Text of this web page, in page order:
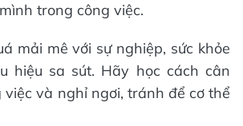
trong công việc.
mải mê với sự nghiệp, sức khỏe
hiệu sa sút. Hãy học cách cân
việc và nghỉ ngơi, tránh để cơ thể